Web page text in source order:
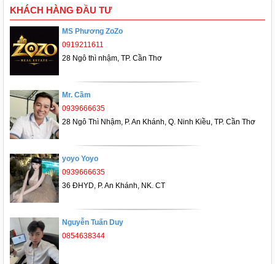
KHÁCH HÀNG ĐẦU TƯ
MS Phương ZoZo
0919211611
28 Ngô thì nhậm, TP. Cần Thơ
Mr. Cầm
0939666635
28 Ngô Thì Nhậm, P. An Khánh, Q. Ninh Kiều, TP. Cần Thơ
yoyo Yoyo
0939666635
36 ĐHYD, P. An Khánh, NK. CT
Nguyễn Tuấn Duy
0854638344